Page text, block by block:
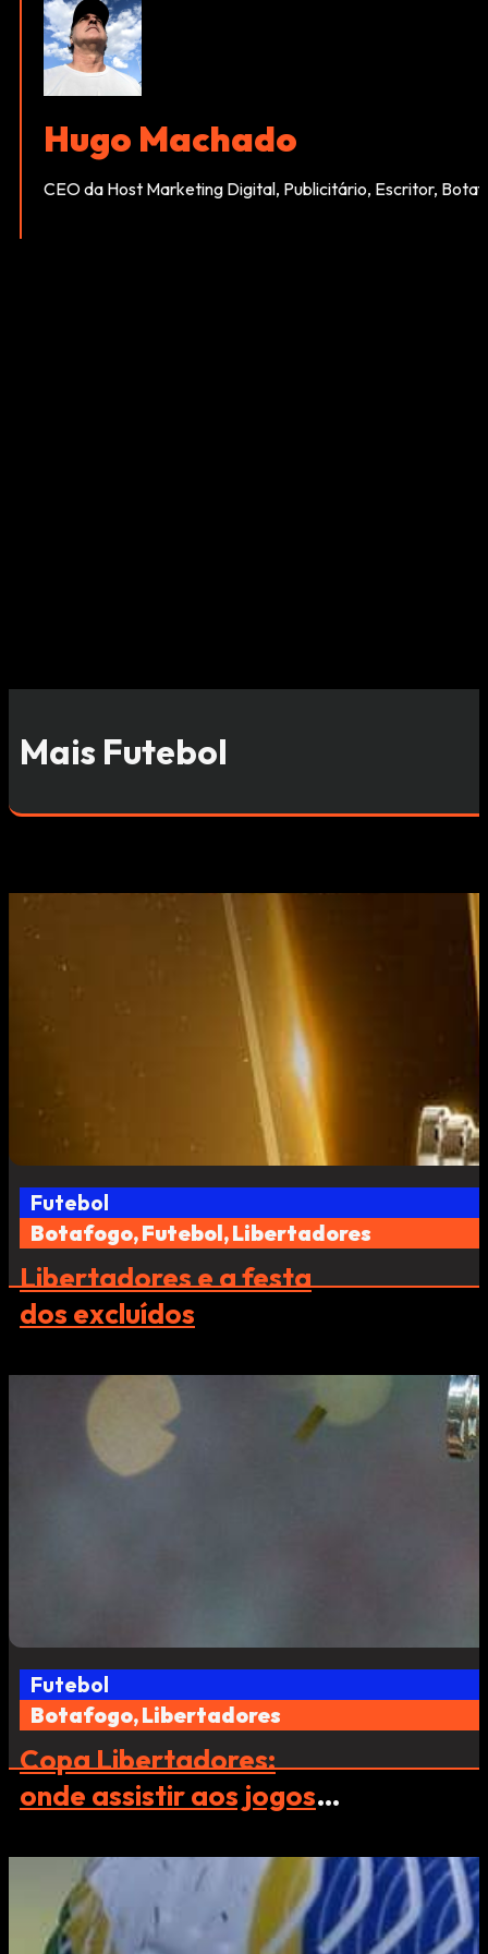
Hugo Machado
CEO da Host Marketing Digital, Publicitário, Escritor,
Mais Futebol
Futebol
Botafogo, Futebol, Libertadores
Libertadores e a festa
dos excluídos
Futebol
Botafogo, Libertadores
Copa Libertadores:
onde assistir aos jogos